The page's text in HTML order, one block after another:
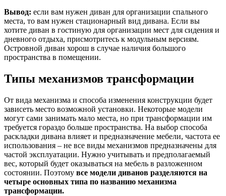
Вывод: если вам нужен диван для организации спального
места, то вам нужен стационарный вид дивана. Если вы
хотите диван в гостиную для организации мест для сидения и
дневного отдыха, присмотритесь к модульным версиям.
Островной диван хорош в случае наличия большого
пространства в помещении.
Типы механизмов трансформации
От вида механизма и способа изменения конструкции будет
зависеть место возможной установки. Некоторые модели
могут сами занимать мало места, но при трансформации им
требуется гораздо больше пространства. На выбор способа
раскладки дивана влияет и предназначение мебели, частота ее
использования – не все виды механизмов предназначены для
частой эксплуатации. Нужно учитывать и предполагаемый
вес, который будет оказываться на мебель в разложенном
состоянии. Поэтому все модели диванов разделяются на
четыре основных типа по названию механизма
трансформации.